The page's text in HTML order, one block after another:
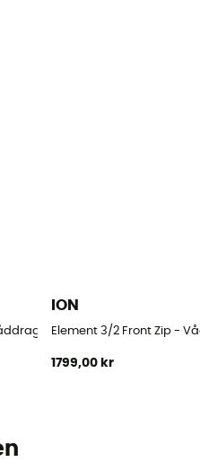
til surf - Damer
ION
Element 3/2 Front Zip -
1799,00 kr